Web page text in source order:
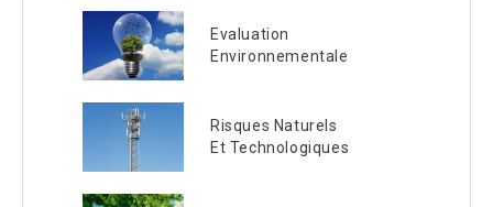
Evaluation
Environnementale
Risques Naturels
Et Technologiques